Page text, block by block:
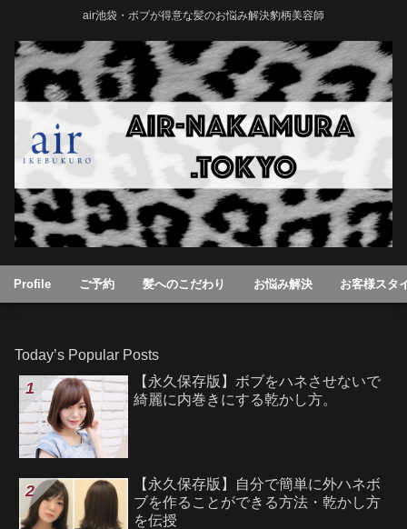
air池袋・ボブが得意な髪のお悩み解決豹柄美容師
Profile ご予約 髪へのこだわり お悩み解決 お客様スタ
Today’s Popular Posts
【永久保存版】ボブをハネさせないで
綺麗に内巻きにする乾かし方。
【永久保存版】自分で簡単に外ハネボ
ブを作ることができる方法・乾かし方
を伝授